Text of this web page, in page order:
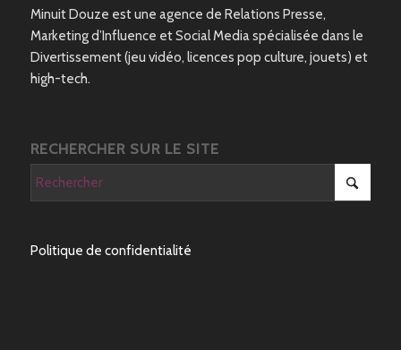
Minuit Douze est une agence de Relations Presse,
Marketing d’Influence et Social Media spécialisée dans le
Divertissement (jeu vidéo, licences pop culture, jouets) et
high-tech.
RECHERCHER SUR LE SITE
Politique de confidentialité